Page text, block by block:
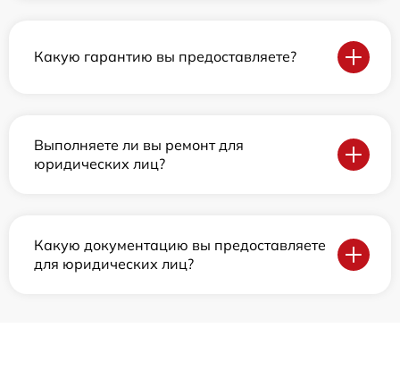
Какую гарантию вы предоставляете?
Выполняете ли вы ремонт для
юридических лиц?
Какую документацию вы предоставляете
для юридических лиц?